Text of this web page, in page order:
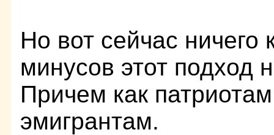
Но вот сейчас ничего
минусов этот подход
Причем как
эмигрантам.